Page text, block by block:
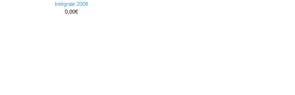
Intégrale 2008
0,00€